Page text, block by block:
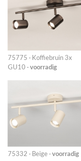
75775 · Koffiebruin 3x
GU10 · voorradig
75332 · Beige · voorradig